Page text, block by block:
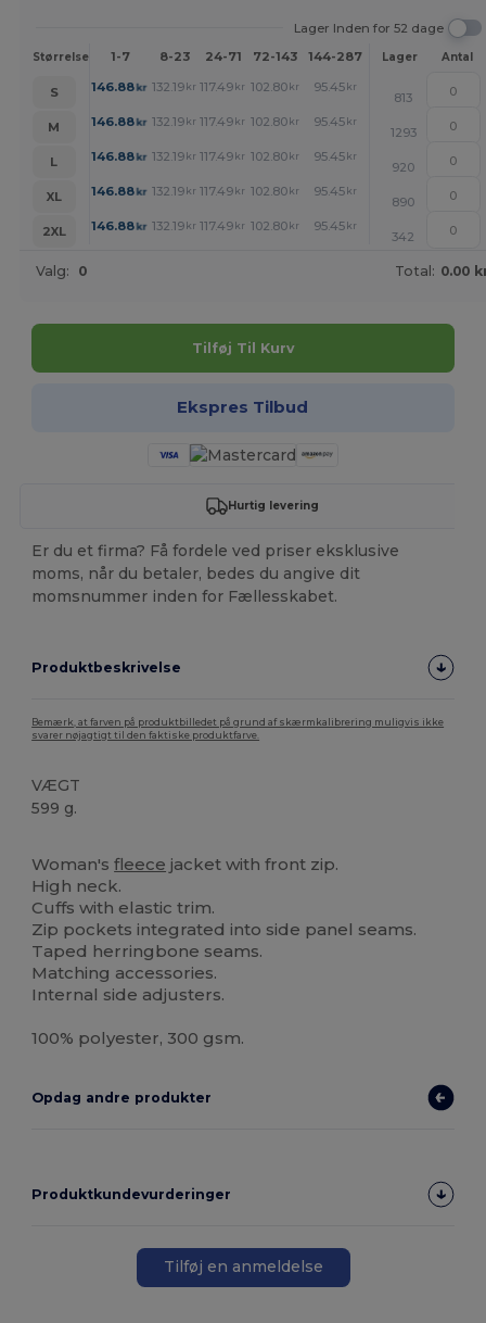
Lager Inden for 52 dage
Størrelse 1-7 8-23 24-71 72-143 144-287 288 + Mere
Lager Antal
S 146.88kr 132.19 kr 117.49 kr 102.80 kr 95.45 kr
813
M
146.88kr 132.19 kr 117.49 kr 102.80 kr 95.45 kr
1293
L
146.88kr 132.19 kr 117.49 kr 102.80 kr 95.45 kr
920
XL
146.88kr 132.19 kr 117.49 kr 102.80 kr 95.45 kr
890
2XL
146.88kr 132.19 kr 117.49 kr 102.80 kr 95.45 kr
342
Valg: 0 Total: 0.00
Tilføj Til Kurv
Ekspres Tilbud
Hurtig levering
Er du et firma? Få fordele ved priser eksklusive
moms, når du betaler, bedes du angive dit
momsnummer inden for Fællesskabet.
Produktbeskrivelse
Bemærk, at farven på produktbilledet på grund af skærmkalibrering muligvis ikke
svarer nøjagtigt til den faktiske produktfarve.
VÆGT
599 g.
Woman'sfleece jacket with front zip.
High neck.
Cuffs with elastic trim.
Zip pockets integrated into side panel seams.
Taped herringbone seams.
Matching accessories.
Internal side adjusters.
100% polyester, 300 gsm.
Opdag andre produkter
Produktkundevurderinger
Tilføj en anmeldelse